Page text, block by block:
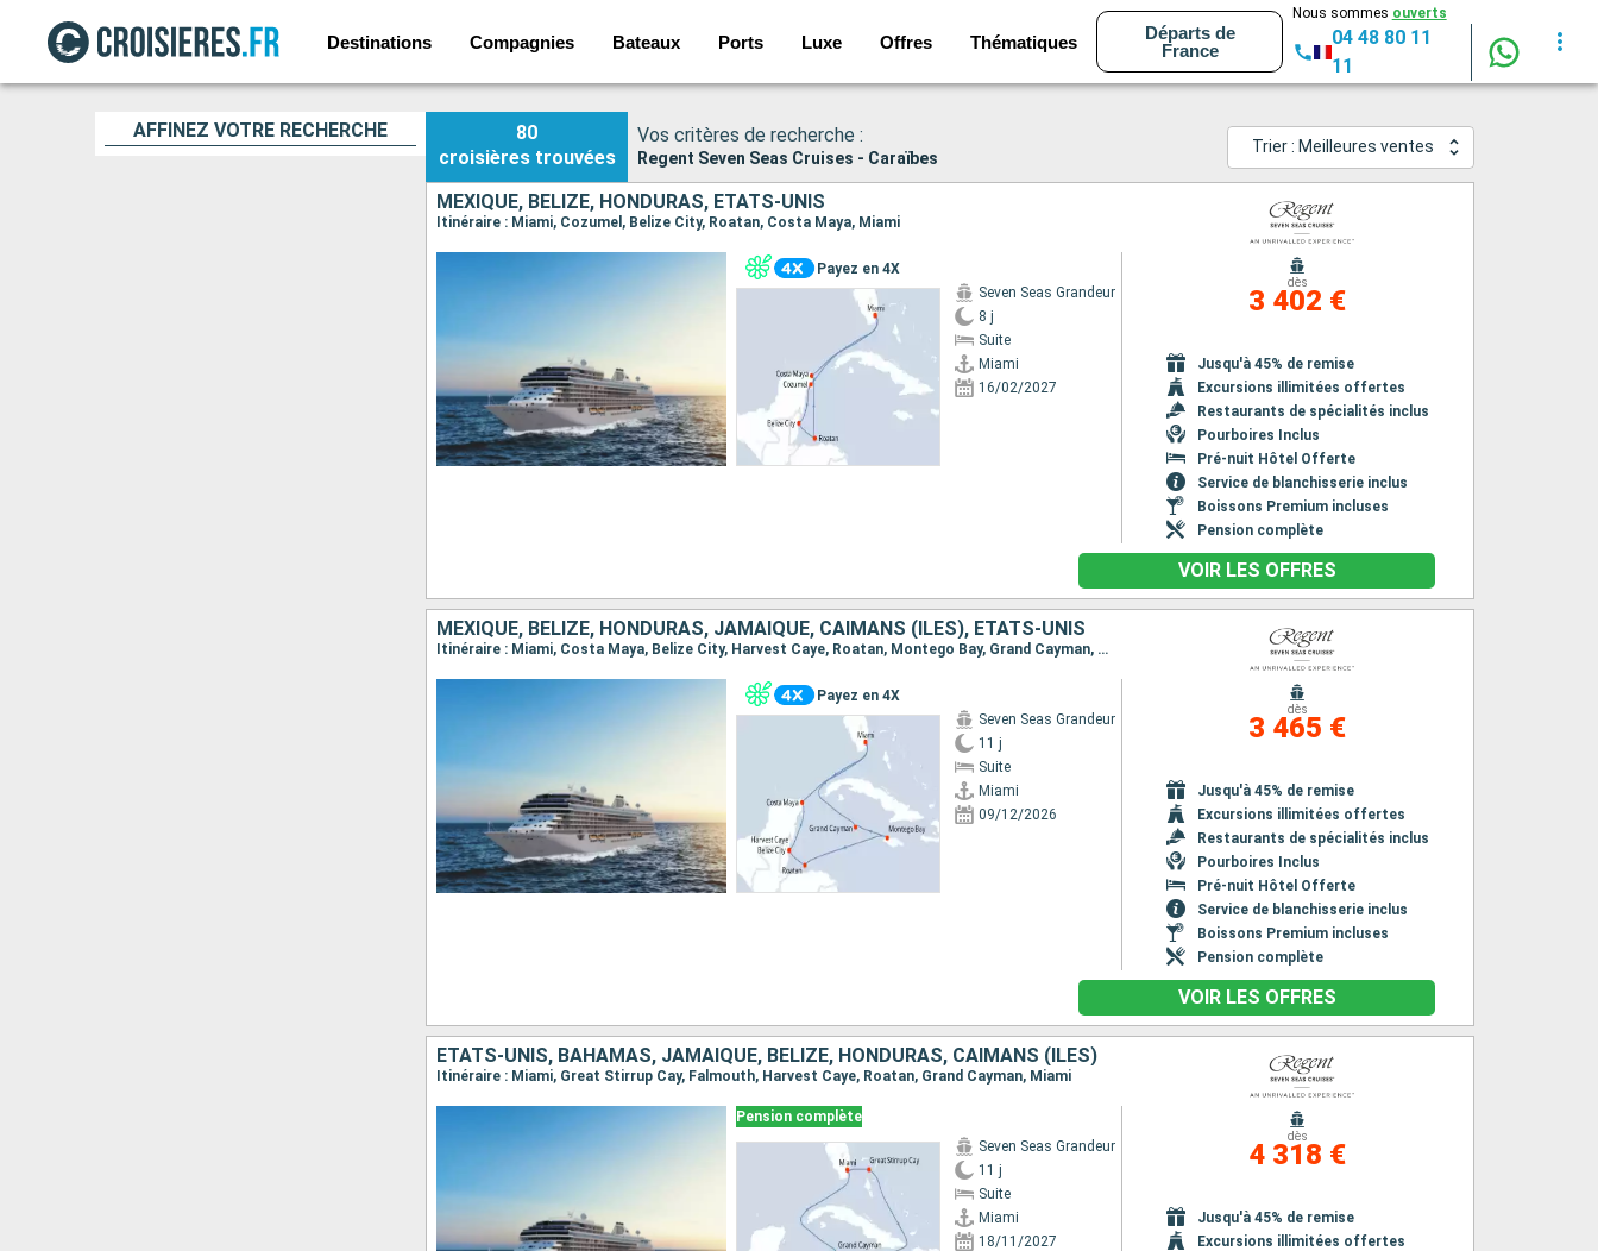
Destinations Compagnies Bateaux Ports Luxe Offres Thématiques
Départs de
France
Nous sommes ouverts
04 48 80 11
11
AFFINEZ VOTRE RECHERCHE
80
croisières trouvées
Vos critères de recherche :
Regent Seven Seas Cruises - Caraïbes
Trier : Meilleures ventes
MEXIQUE, BELIZE, HONDURAS, ÉTATS-UNIS
Itinéraire : Miami, Cozumel, Belize City, Roatan, Costa Maya, Miami
Payez en 4X
Seven Seas Grandeur
8 j
Suite
Miami
16/02/2027
dès
3 402 €
Jusqu'à 45% de remise
Excursions illimitées offertes
Restaurants de spécialités inclus
Pourboires Inclus
Pré-nuit Hôtel Offerte
Service de blanchisserie inclus
Boissons Premium incluses
Pension complète
VOIR LES OFFRES
MEXIQUE, BELIZE, HONDURAS, JAMAÏQUE, CAÏMANS (ÎLES), ÉTATS-UNIS
Itinéraire : Miami, Costa Maya, Belize City, Harvest Caye, Roatan, Montego Bay, Grand Cayman, Miami
Payez en 4X
Seven Seas Grandeur
11 j
Suite
Miami
09/12/2026
dès
3 465 €
Jusqu'à 45% de remise
Excursions illimitées offertes
Restaurants de spécialités inclus
Pourboires Inclus
Pré-nuit Hôtel Offerte
Service de blanchisserie inclus
Boissons Premium incluses
Pension complète
VOIR LES OFFRES
ÉTATS-UNIS, BAHAMAS, JAMAÏQUE, BELIZE, HONDURAS, CAÏMANS (ÎLES)
Itinéraire : Miami, Great Stirrup Cay, Falmouth, Harvest Caye, Roatan, Grand Cayman, Miami
Pension complète
Seven Seas Grandeur
11 j
Suite
Miami
18/11/2027
dès
4 318 €
Jusqu'à 45% de remise
Excursions illimitées offertes